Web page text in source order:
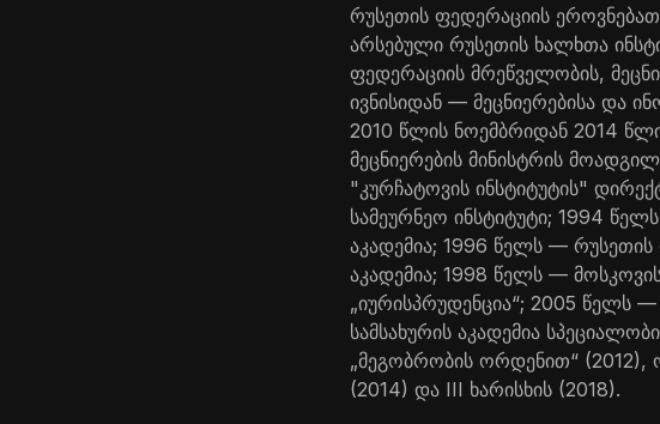
რუსეთის ფედერაციის
არსებული რუსეთის ხალხთა
ფედერაციის მრეწველობის,
ივნისიდან — მეცნიერებისა და
2010 წლის ნოემბრიდან 2014
მეცნიერების მინისტრის
"კურჩატოვის ინსტიტუტის"
სამეურნეო ინსტიტუტი; 1994
აკადემია; 1996 წელს —
აკადემია; 1998 წელს —
„იურისპრუდენცია“; 2005 წელს
სამსახურის აკადემია
„მეგობრობის ორდენით“ (2012),
(2014) და III ხარისხის (2018).